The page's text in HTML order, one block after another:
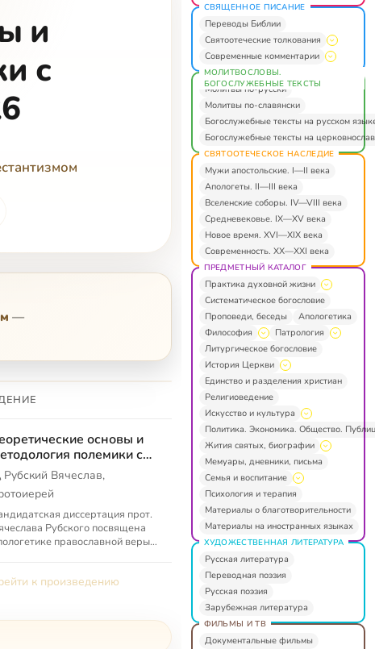
и
с
—
основы и
полемики с
Рубский Вячеслав,
диссертация прот.
Рубского посвящена
православной веры
к произведению
СВЯЩЕННОЕ ПИСАНИЕ
Переводы Библии
Святоотеческие толкования
Современные комментарии
МОЛИТВОСЛОВЫ.
БОГОСЛУЖЕБНЫЕ ТЕКСТЫ
Молитвы по-русски
Молитвы по-славянски
Богослужебные тексты на русском
Богослужебные тексты на
СВЯТООТЕЧЕСКОЕ НАСЛЕДИЕ
Мужи апостольские. I—II века
Апологеты. II—III века
Вселенские соборы. IV—VIII века
Средневековье. IX—XV века
Новое время. XVI—XIX века
Современность. XX—XXI века
ПРЕДМЕТНЫЙ КАТАЛОГ
Практика духовной жизни
Систематическое богословие
Проповеди, беседы
Апологетика
Философия
Патрология
Литургическое богословие
История Церкви
Единство и разделения христиан
Религиоведение
Искусство и культура
Политика. Экономика. Общество.
Жития святых, биографии
Мемуары, дневники, письма
Семья и воспитание
Психология и терапия
Материалы о благотворительности
Материалы на иностранных языках
ХУДОЖЕСТВЕННАЯ ЛИТЕРАТУРА
Русская литература
Переводная поэзия
Русская поэзия
Зарубежная литература
ФИЛЬМЫ И ТВ
Документальные фильмы